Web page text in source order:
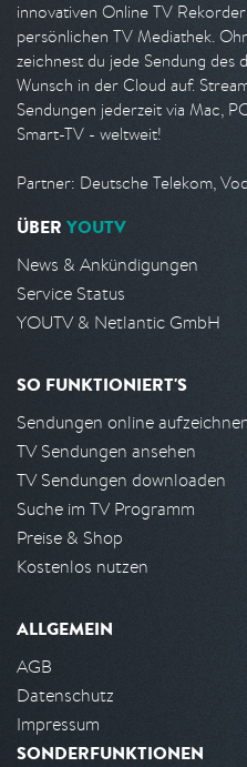
innovativen Online TV
persönlichen TV Mediathek.
zeichnest du jede Sendung des
Wunsch in der Cloud auf.
Sendungen jederzeit via Mac,
Smart-TV - weltweit!
Partner: Deutsche Telekom,
ÜBER YOUTV
News & Ankündigungen
Service Status
YOUTV & Netlantic GmbH
SO FUNKTIONIERT'S
Sendungen online
TV Sendungen ansehen
TV Sendungen downloaden
Suche im TV Programm
Preise & Shop
Kostenlos nutzen
ALLGEMEIN
AGB
Datenschutz
Impressum
SONDERFUNKTIONEN